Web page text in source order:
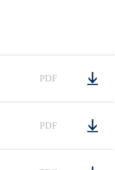
PDF
PDF